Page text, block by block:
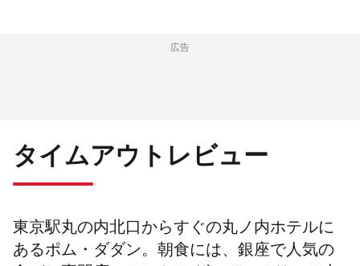
広告
タイムアウトレビュー
東京駅丸の内北口からすぐの丸ノ内ホテルに
あるポム・ダダン。朝食には、銀座で人気の